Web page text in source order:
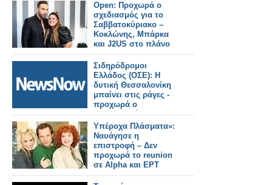
Open: Προχωρά ο
σχεδιασμός για το
Σαββατοκύριακο –
Κοκλώνης, Μπάρκα
και J2US στο πλάνο
Σιδηρόδρομοι
Ελλάδος (ΟΣΕ): Η
δυτική Θεσσαλονίκη
μπαίνει στις ράγες -
προχωρά ο
Προαστιακός και η
σύνδεση με το λιμάνι.
Υπέροχα Πλάσματα»:
Ναυάγησε η
επιστροφή – Δεν
προχωρά το reunion
σε Alpha και ΕΡΤ